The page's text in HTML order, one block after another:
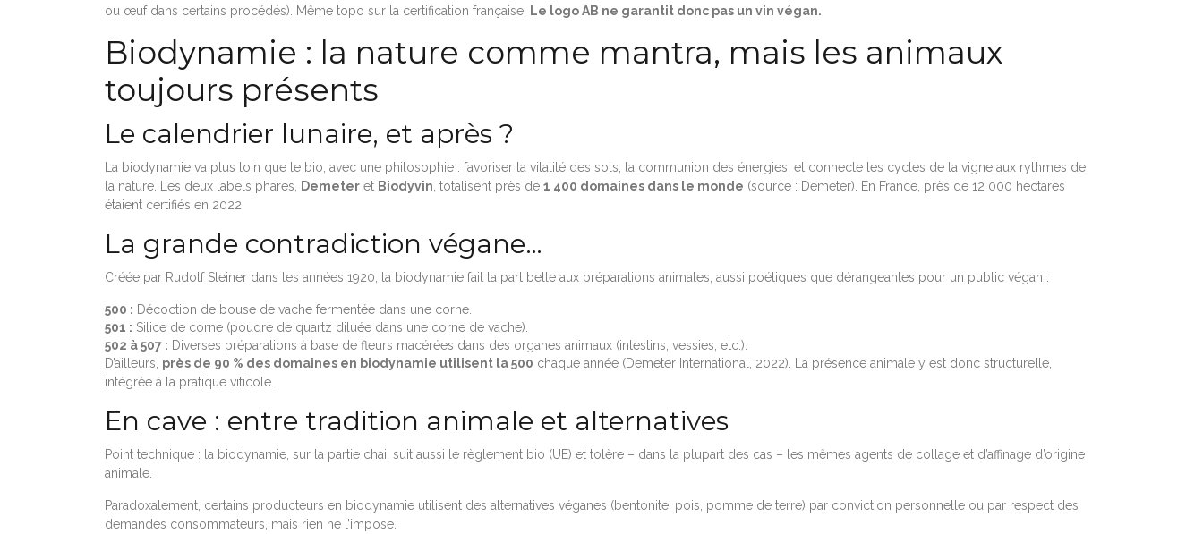
ou œuf dans certains procédés). Même topo sur la certification française.
Le logo AB ne garantit donc pas un vin végan.
Biodynamie : la nature comme mantra, mais les animaux
toujours présents
Le calendrier lunaire, et après ?
La biodynamie va plus loin que le bio, avec une philosophie : favoriser la vitalité des sols, la communion des énergies, et connecte les cycles de la vigne aux rythmes de
la nature. Les deux labels phares,
Demeter et Biodyvin , totalisent près de 1 400 domaines dans le monde (source : Demeter). En France, près de 12 000 hectares
étaient certifiés en 2022.
La grande contradiction végane…
Créée par Rudolf Steiner dans les années 1920, la biodynamie fait la part belle aux préparations animales, aussi poétiques que dérangeantes pour un public végan :
500 : Décoction de bouse de vache fermentée dans une corne.
501 : Silice de corne (poudre de quartz diluée dans une corne de vache).
502 à 507 : Diverses préparations à base de fleurs macérées dans des organes animaux (intestins, vessies, etc.).
D’ailleurs, près de 90 % des domaines en biodynamie utilisent la 500 chaque année (Demeter International, 2022). La présence animale y est donc structurelle,
intégrée à la pratique viticole.
En cave : entre tradition animale et alternatives
Point technique : la biodynamie, sur la partie chai, suit aussi le règlement bio (UE) et tolère – dans la plupart des cas – les mêmes agents de collage et d’affinage d’origine
animale.
Paradoxalement, certains producteurs en biodynamie utilisent des alternatives véganes (bentonite, pois, pomme de terre) par conviction personnelle ou par respect des
demandes consommateurs, mais rien ne l’impose.